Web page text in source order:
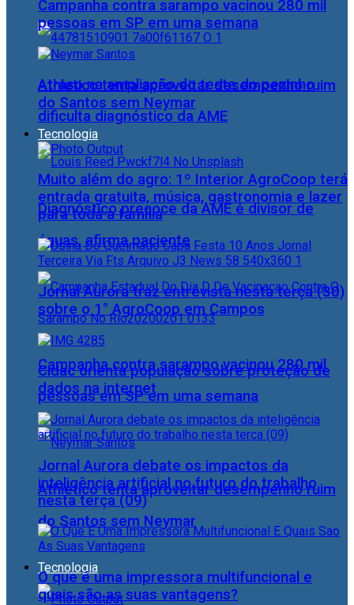
Atraso na ampliação do teste do pezinho
dificulta diagnóstico da AME
Diagnóstico precoce da AME é divisor de
águas, afirma paciente
Campanha contra sarampo vacinou 280 mil
pessoas em SP em uma semana
Athletico tenta aproveitar desempenho ruim
do Santos sem Neymar
Tecnologia
Campanha contra sarampo vacinou 280 mil
pessoas em SP em uma semana
Athletico tenta aproveitar desempenho ruim
do Santos sem Neymar
Tecnologia
Muito além do agro: 1º Interior AgroCoop terá
entrada gratuita, música, gastronomia e lazer
para toda a família
Jornal Aurora traz entrevista nesta terça (30)
sobre o 1° AgroCoop em Campos
Cidac orienta população sobre proteção de
dados na internet
Jornal Aurora debate os impactos da
inteligência artificial no futuro do trabalho
nesta terça (09)
O que é uma impressora multifuncional e
quais são as suas vantagens?